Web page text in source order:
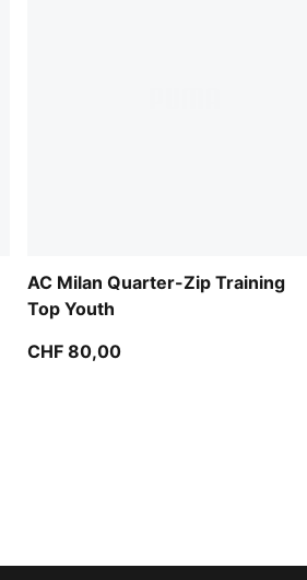
AC Milan Quarter-Zip Training
Top Youth
CHF 80,00